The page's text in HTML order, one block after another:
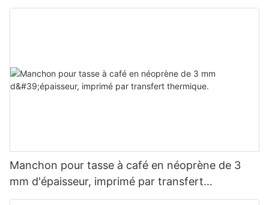
Manchon pour tasse à café en néoprène de 3
mm d'épaisseur, imprimé par transfert
thermique.